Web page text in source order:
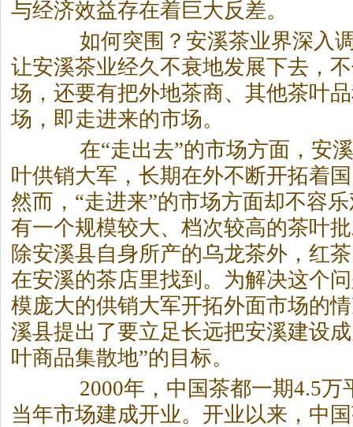
与经济效益存在着巨大反差。
如何突围？安溪茶业界深入
让安溪茶业经久不衰地发展下去，
场，还要有把外地茶商、其他茶叶
场，即走进来的市场。
在“走出去”的市场方面，安溪
叶供销大军，长期在外不断开拓着
然而，“走进来”的市场方面却不容
有一个规模较大、档次较高的茶叶
除安溪县自身所产的乌龙茶外，红茶
在安溪的茶店里找到。为解决这个
模庞大的供销大军开拓外面市场的
溪县提出了要立足长远把安溪建设
叶商品集散地”的目标。
2000年，中国茶都一期4.5万
当年市场建成开业。开业以来，中国